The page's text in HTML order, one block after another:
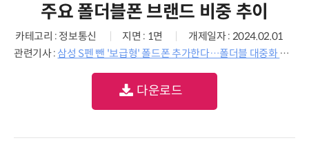
주요 폴더블폰 브랜드 비중 추이
카테고리 : 정보통신 지면 : 1면
개제일자 : 2024.02.01
관련기사 : 삼성 S펜 뺀 '보급형' 폴드폰 추가한다…폴더블 대중화 전략
다운로드